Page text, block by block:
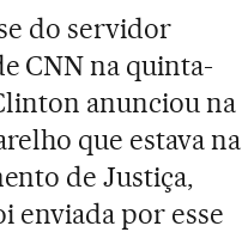
do servidor
CNN na quinta-
anunciou na
que estava na
de Justiça,
enviada por esse